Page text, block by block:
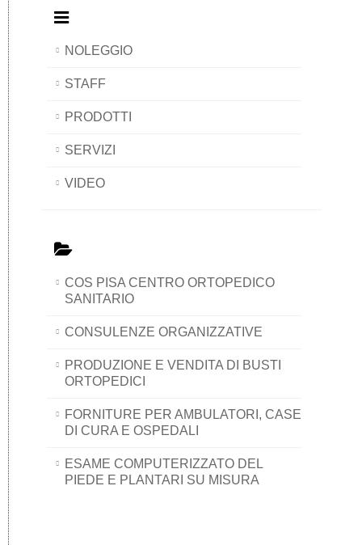
NOLEGGIO
STAFF
PRODOTTI
SERVIZI
VIDEO
COS PISA CENTRO ORTOPEDICO
SANITARIO
CONSULENZE ORGANIZZATIVE
PRODUZIONE E VENDITA DI BUSTI
ORTOPEDICI
FORNITURE PER AMBULATORI, CASE
DI CURA E OSPEDALI
ESAME COMPUTERIZZATO DEL
PIEDE E PLANTARI SU MISURA